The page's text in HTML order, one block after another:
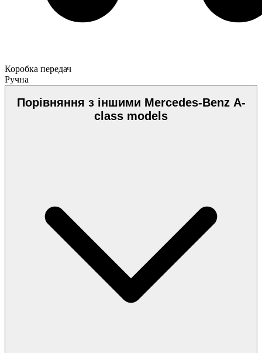
Коробка передач
Ручна
Порівняння з іншими Mercedes-Benz A-
class models